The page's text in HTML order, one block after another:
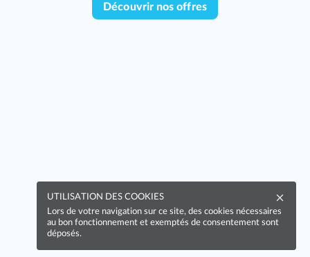
Découvrir nos offres
UTILISATION DES COOKIES
Lors de votre navigation sur ce site, des cookies nécessaires
au bon fonctionnement et exemptés de consentement sont
déposés.